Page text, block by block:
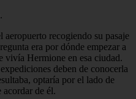
recogiendo su pasaje
era por dónde empezar a
vivía Hermione en esa ciudad.
deben de conocerla
optaría por el lado de
acordar de él.